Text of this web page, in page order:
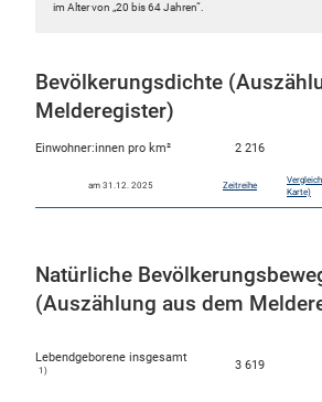
im Alter von „20 bis 64 Jahren“.
Bevölkerungsdichte
Melderegister)
Einwohner:innen pro km² 2 216
am 31.12. 2025 Zeitreihe
Karte)
Natürliche
(Auszählung aus dem
Lebendgeborene insgesamt
1) 3 619